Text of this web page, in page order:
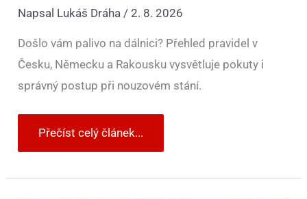
Napsal Lukáš Dráha/2. 8. 2026
Došlo vám palivo na dálnici? Přehled pravidel v
Česku, Německu a Rakousku vysvětluje pokuty i
správný postup při nouzovém stání.
Přečíst celý článek...